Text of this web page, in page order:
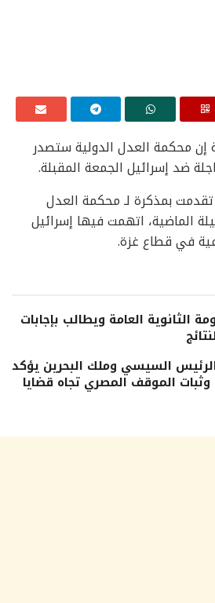
إن محكمة العدل الدولية ستصدر
ضد إسرائيل الجمعة المقبلة.
بمذكرة لـ محكمة العدل
الماضية، اتهمت فيها إسرائيل
في قطاع غزة.
الثانوية العامة ويطالب بإجابات
السيسي وملك البحرين يؤكد
وثبات الموقف المصري تجاه قضايا